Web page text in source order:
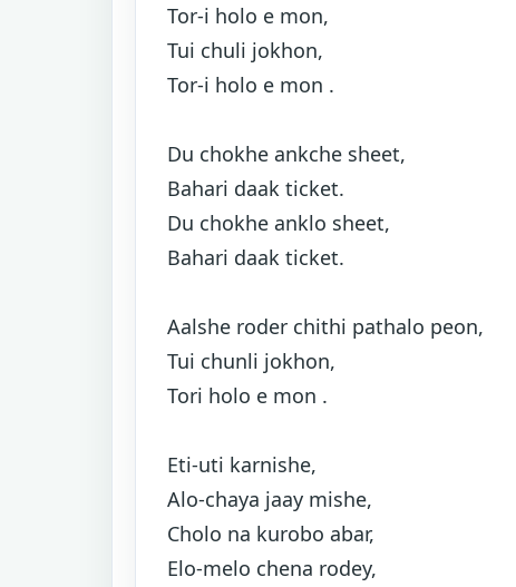
Tor-i holo e mon,
Tui chuli jokhon,
Tor-i holo e mon .
Du chokhe ankche sheet,
Bahari daak ticket.
Du chokhe anklo sheet,
Bahari daak ticket.
Aalshe roder chithi pathalo peon,
Tui chunli jokhon,
Tori holo e mon .
Eti-uti karnishe,
Alo-chaya jaay mishe,
Cholo na kurobo abar,
Elo-melo chena rodey,